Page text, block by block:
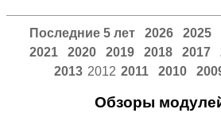
Последние 5 лет 2026 2025
2021
2020 2019 2018 2017
2013 2012 2011 2010
Обзоры